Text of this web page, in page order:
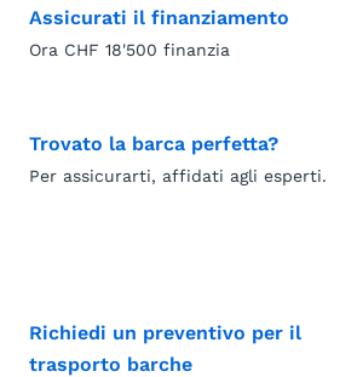
Assicurati il finanziamento
Ora CHF 18'500 finanzia
Trovato la barca perfetta?
Per assicurarti, affidati agli esperti.
Richiedi un preventivo per il
trasporto barche